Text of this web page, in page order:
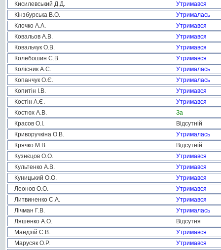
Кисилевський Д.Д.
Утримався
Кінзбурська В.О.
Утрималась
Клочко А.А.
Утримався
Ковальов А.В.
Утримався
Ковальчук О.В.
Утримався
Колебошин С.В.
Утримався
Колісник А.С.
Утрималась
Копанчук О.Є.
Утрималась
Копитін І.В.
Утримався
Костін А.Є.
Утримався
Костюх А.В.
За
Красов О.І.
Відсутній
Криворучкіна О.В.
Утрималась
Крячко М.В.
Відсутній
Кузнєцов О.О.
Утримався
Культенко А.В.
Утримався
Куницький О.О.
Утримався
Леонов О.О.
Утримався
Литвиненко С.А.
Утримався
Лічман Г.В.
Утрималась
Ляшенко А.О.
Відсутня
Мандзій С.В.
Утримався
Марусяк О.Р.
Утримався